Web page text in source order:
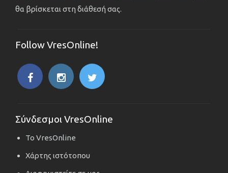
θα βρίσκεται στη διάθεσή σας.
Follow VresOnline!
Σύνδεσμοι VresOnline
Το VresOnline
Χάρτης ιστότοπου